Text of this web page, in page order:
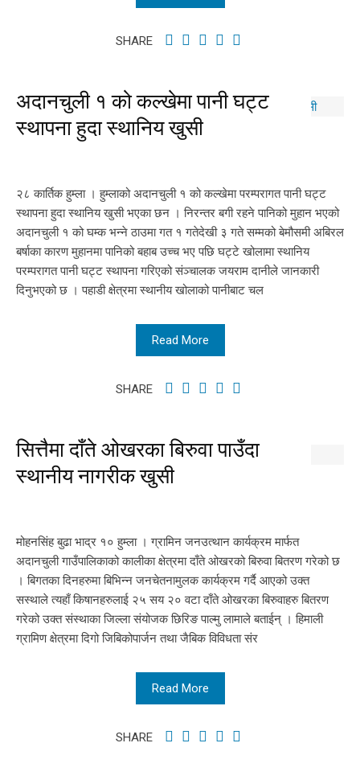
SHARE
अदानचुली १ को कल्खेमा पानी घट्ट
स्थापना हुदा स्थानिय खुसी
२८ कार्तिक हुम्ला । हुम्लाको अदानचुली १ को कल्खेमा परम्परागत पानी घट्ट
स्थापना हुदा स्थानिय खुसी भएका छन । निरन्तर बगी रहने पानिको मुहान भएको
अदानचुली १ को घम्क भन्ने ठाउमा गत १ गतेदेखी ३ गते सम्मको बेमौसमी अबिरल
बर्षाका कारण मुहानमा पानिको बहाब उच्च भए पछि घट्टे खोलामा स्थानिय
परम्परागत पानी घट्ट स्थापना गरिएको संञ्चालक जयराम दानीले जानकारी
दिनुभएको छ । पहाडी क्षेत्रमा स्थानीय खोलाको पानीबाट चल
Read More
SHARE
सित्तैमा दाँते ओखरका बिरुवा पाउँदा
स्थानीय नागरीक खुसी
मोहनसिंह बुढा भाद्र १० हुम्ला । ग्रामिन जनउत्थान कार्यक्रम मार्फत
अदानचुली गाउँपालिकाको कालीका क्षेत्रमा दाँते ओखरको बिरुवा बितरण गरेको छ
। बिगतका दिनहरुमा बिभिन्न जनचेतनामुलक कार्यक्रम गर्दै आएको उक्त
सस्थाले त्यहाँ किषानहरुलाई २५ सय २० वटा दाँते ओखरका बिरुवाहरु बितरण
गरेको उक्त संस्थाका जिल्ला संयोजक छिरिङ पाल्मु लामाले बताईन् । हिमाली
ग्रामिण क्षेत्रमा दिगो जिबिकोपार्जन तथा जैबिक विविधता संर
Read More
SHARE